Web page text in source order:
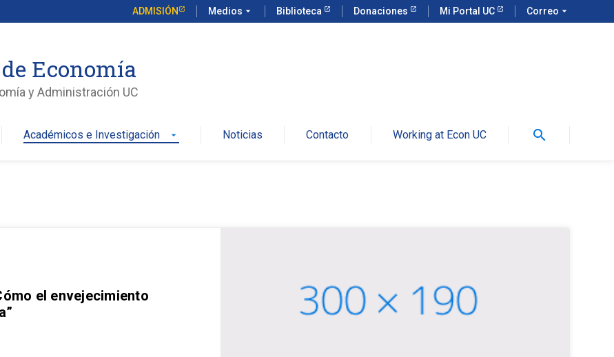
ADMISIÓN Medios arrow_drop_down Biblioteca Donaciones Mi Portal UC Correo arrow_drop_down
Economía
y Administración UC
Académicos e Investigación arrow_drop_down Noticias Contacto Working at Econ UC search
el envejecimiento